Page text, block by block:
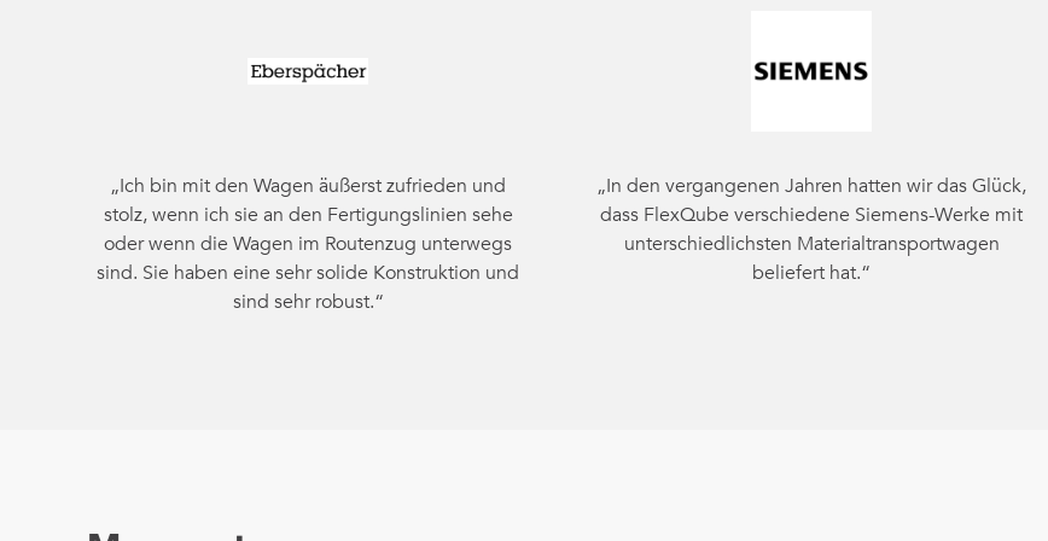
„Ich bin mit den Wagen äußerst zufrieden und
stolz, wenn ich sie an den Fertigungslinien sehe
oder wenn die Wagen im Routenzug unterwegs
sind. Sie haben eine sehr solide Konstruktion und
sind sehr robust.“
„In den vergangenen Jahren hatten wir das Glück,
dass FlexQube verschiedene Siemens-Werke mit
unterschiedlichsten Materialtransportwagen
beliefert hat.“